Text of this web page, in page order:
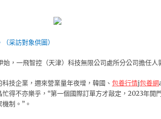
采訪對象供圖）
，一飛智控（天津）科技無限公司處所分公司擔任人
技企業，邇來營業量年夜增，韓國、 包養行情j包養網
得不亦樂乎，“第一個國際訂單方才敲定，2023年開
制。”。